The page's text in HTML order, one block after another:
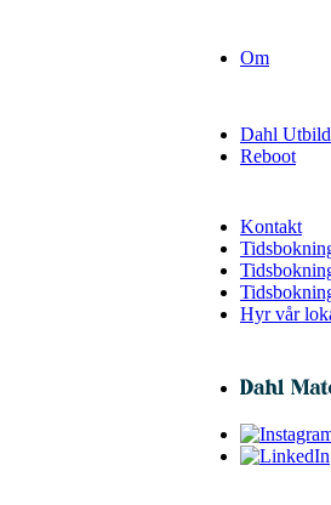
Om
Dahl
Reboot
Kontakt
Hyr vår